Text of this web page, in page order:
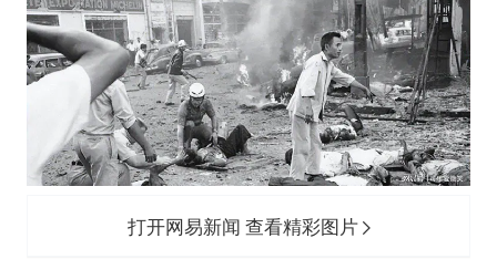
打开网易新闻 查看精彩图片